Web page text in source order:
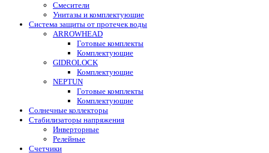
Смесители
Унитазы и комплектующие
Система защиты от протечек воды
ARROWHEAD
Готовые комплекты
Комплектующие
GIDROLOCK
Комплектующие
NEPTUN
Готовые комплекты
Комплектующие
Солнечные коллекторы
Стабилизаторы напряжения
Инверторные
Релейные
Счетчики